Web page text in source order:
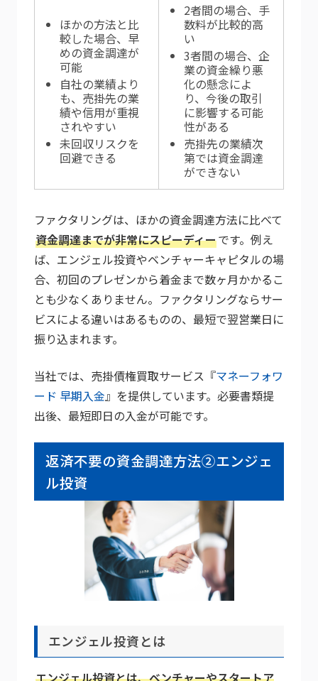
ほかの方法と比
較した場合、早
めの資金調達が
可能
自社の業績より
も、売掛先の業
績や信用が重視
されやすい
未回収リスクを
回避できる
2者間の場合、手
数料が比較的高
い
3者間の場合、企
業の資金繰り悪
化の懸念によ
り、今後の取引
に影響する可能
性がある
売掛先の業績次
第では資金調達
ができない
ファクタリングは、ほかの資金調達方法に比べて
資金調達までが非常にスピーディーです。例え
ば、エンジェル投資やベンチャーキャピタルの場
合、初回のプレゼンから着金まで数ヶ月かかるこ
とも少なくありません。ファクタリングならサー
ビスによる違いはあるものの、最短で翌営業日に
振り込まれます。
当社では、売掛債権買取サービス『マネーフォワ
ード 早期入金』を提供しています。必要書類提
出後、最短即日の入金が可能です。
返済不要の資金調達方法②エンジェ
ル投資
エンジェル投資とは
エンジェル投資とは、ベンチャーやスタートア